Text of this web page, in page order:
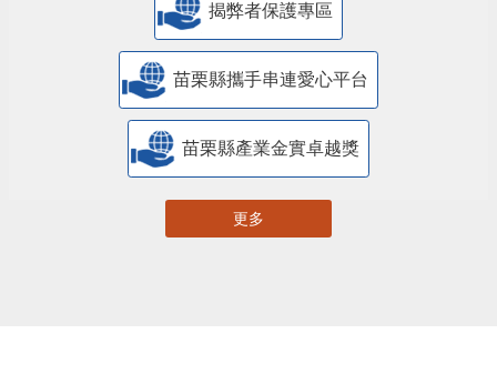
揭弊者保護專區
苗栗縣攜手串連愛心平台
苗栗縣產業金實卓越獎
更多